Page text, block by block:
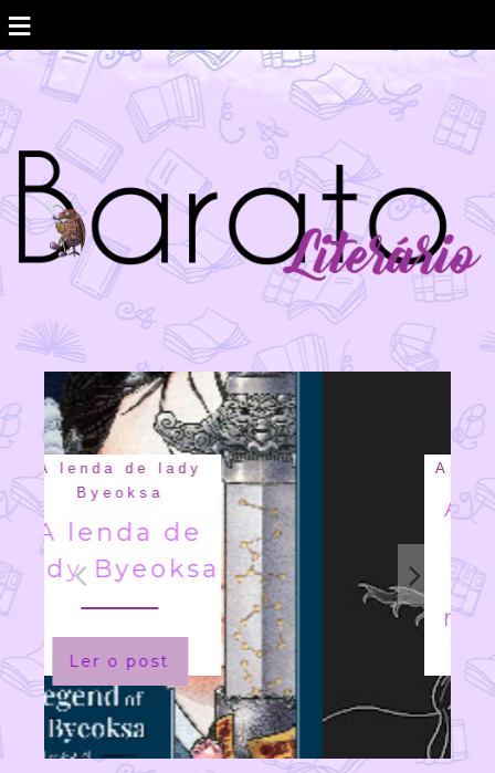
≡
Amanda Lovelace
A Princesa
salva a si
mesma
nesse livro
Ler o post